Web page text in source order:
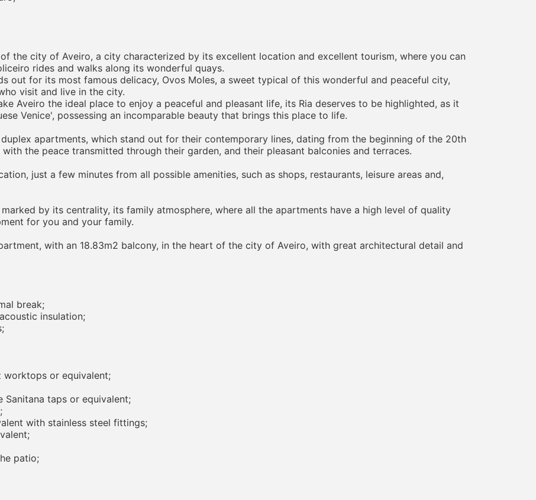
the city of Aveiro, a city characterized by its excellent location and excellent tourism, where you can
rides and walks along its wonderful quays.
out for its most famous delicacy, Ovos Moles, a sweet typical of this wonderful and peaceful city,
visit and live in the city.
Aveiro the ideal place to enjoy a peaceful and pleasant life, its Ria deserves to be highlighted, as it
Venice', possessing an incomparable beauty that brings this place to life.
apartments, which stand out for their contemporary lines, dating from the beginning of the 20th
the peace transmitted through their garden, and their pleasant balconies and terraces.
just a few minutes from all possible amenities, such as shops, restaurants, leisure areas and,
by its centrality, its family atmosphere, where all the apartments have a high level of quality
for you and your family.
with an 18.83m2 balcony, in the heart of the city of Aveiro, with great architectural detail and
break;
insulation;
worktops or equivalent;
Sanitana taps or equivalent;
with stainless steel fittings;
patio;